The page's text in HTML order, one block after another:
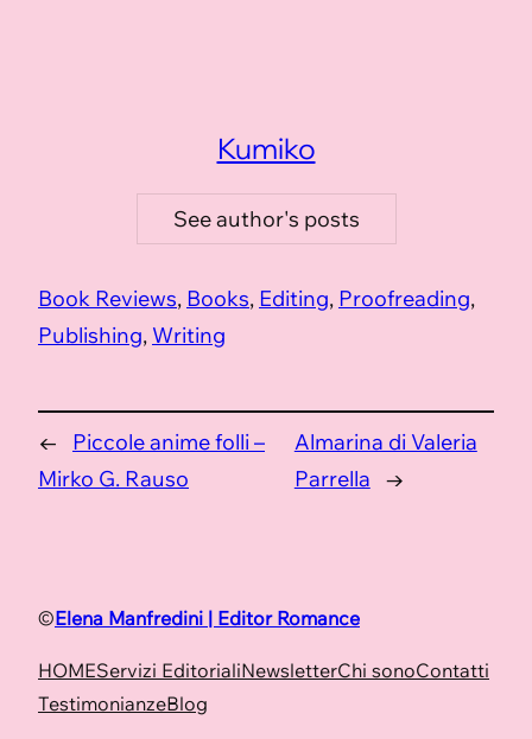
Kumiko
See author's posts
Book Reviews, Books, Editing, Proofreading
Publishing, Writing
←
Piccole anime folli –
Mirko G. Rauso
Almarina di Valeria
Parrella
→
©Elena Manfredini | Editor Romance
HOMEServizi EditorialiNewsletterChi sonoContatti
TestimonianzeBlog